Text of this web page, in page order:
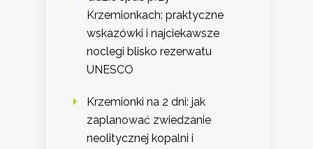
Krzemionkach: praktyczne
wskazówki i najciekawsze
noclegi blisko rezerwatu
UNESCO
Krzemionki na 2 dni: jak
zaplanować zwiedzanie
neolitycznej kopalni i